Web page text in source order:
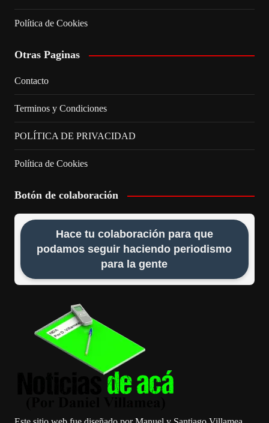
Política de Cookies
Otras Paginas
Contacto
Terminos y Condiciones
POLÍTICA DE PRIVACIDAD
Política de Cookies
Botón de colaboración
Hace tu colaboración para que
podamos seguir haciendo periodismo
para la gente